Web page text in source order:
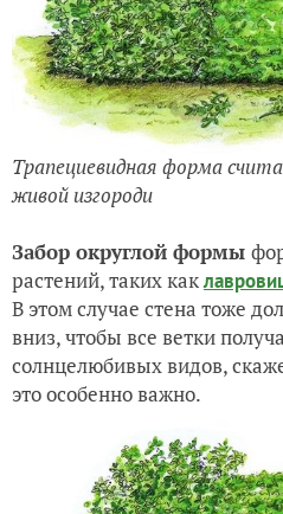
Трапециевидная форма
живой изгороди
Забор округлой формы
растений, таких как
В этом случае стена тоже
вниз, чтобы все ветки
солнцелюбивых видов,
это особенно важно.